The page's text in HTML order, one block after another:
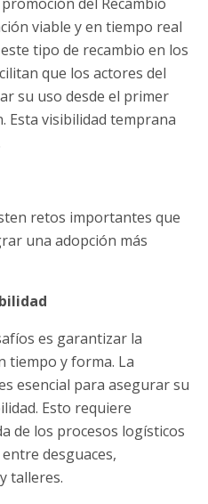
viable y en tiempo real
tipo de recambio en los
que los actores del
su uso desde el primer
Esta visibilidad temprana
retos importantes que
una adopción más
es garantizar la
tiempo y forma. La
esencial para asegurar su
Esto requiere
de los procesos logísticos
desguaces,
talleres.